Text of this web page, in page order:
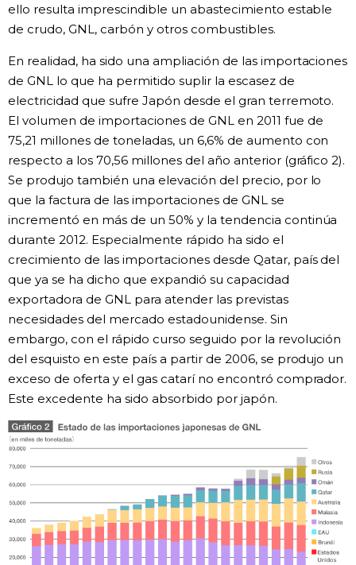
ello resulta imprescindible un abastecimiento estable
de crudo, GNL, carbón y otros combustibles.
En realidad, ha sido una ampliación de las importaciones
de GNL lo que ha permitido suplir la escasez de
electricidad que sufre Japón desde el gran terremoto.
El volumen de importaciones de GNL en 2011 fue de
75,21 millones de toneladas, un 6,6% de aumento con
respecto a los 70,56 millones del año anterior (gráfico 2).
Se produjo también una elevación del precio, por lo
que la factura de las importaciones de GNL se
incrementó en más de un 50% y la tendencia continúa
durante 2012. Especialmente rápido ha sido el
crecimiento de las importaciones desde Qatar, país del
que ya se ha dicho que expandió su capacidad
exportadora de GNL para atender las previstas
necesidades del mercado estadounidense. Sin
embargo, con el rápido curso seguido por la revolución
del esquisto en este país a partir de 2006, se produjo un
exceso de oferta y el gas catarí no encontró comprador.
Este excedente ha sido absorbido por japón.